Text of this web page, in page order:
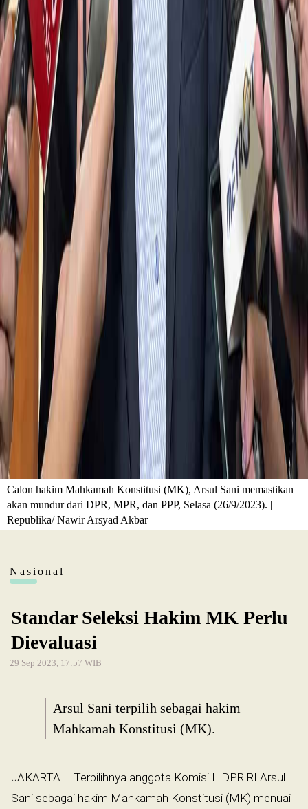
Calon hakim Mahkamah Konstitusi (MK), Arsul Sani memastikan
akan mundur dari DPR, MPR, dan PPP, Selasa (26/9/2023). |
Republika/ Nawir Arsyad Akbar
Nasional
Standar Seleksi Hakim MK Perlu
Dievaluasi
29 Sep 2023, 17:57 WIB
Arsul Sani terpilih sebagai hakim
Mahkamah Konstitusi (MK).
JAKARTA – Terpilihnya anggota Komisi II DPR RI Arsul
Sani sebagai hakim Mahkamah Konstitusi (MK) menuai